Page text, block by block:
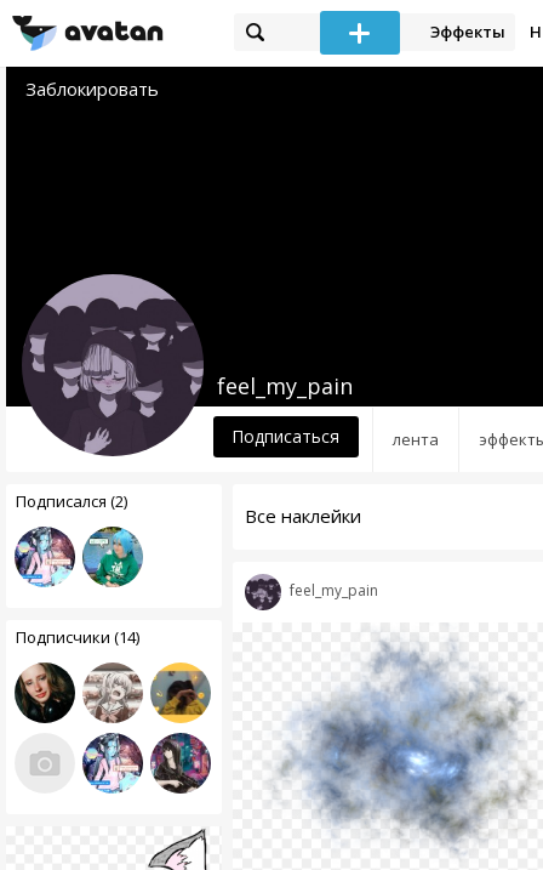
Эффекты
Заблокировать
лента
feel_my_pain
Подписаться
Подписался (2)
Подписчики (14)
Все наклейки
feel_my_pain